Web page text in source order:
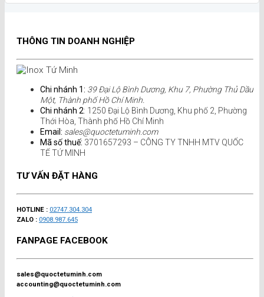
THÔNG TIN DOANH NGHIỆP
Chi nhánh 1: 39 Đại Lộ Bình Dương, Khu 7, Phường Thủ Dầu
Một, Thành phố Hồ Chí Minh.
Chi nhánh 2: 1250 Đại Lộ Bình Dương, Khu phố 2, Phường
Thới Hòa, Thành phố Hồ Chí Minh
Email: sales@quoctetuminh.com
Mã số thuế: 3701657293 – CÔNG TY TNHH MTV QUỐC
TẾ TỨ MINH
TƯ VẤN ĐẶT HÀNG
HOTLINE : 02747.304.304
ZALO : 0908.987.645
FANPAGE FACEBOOK
sales@quoctetuminh.com
accounting@quoctetuminh.com